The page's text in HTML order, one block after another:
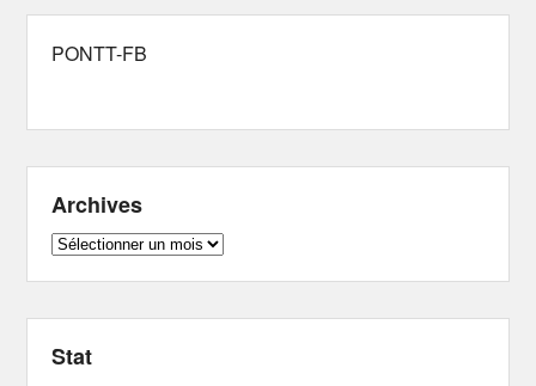
PONTT-FB
Archives
Archives
Stat